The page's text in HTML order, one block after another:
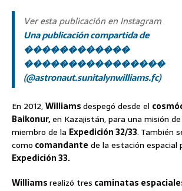
Ver esta publicación en Instagram
Una publicación compartida de
������������
����������������
(@astronaut.sunitalynwilliams.fc)
En 2012,Williamsdespegó desde el
Baikonur,en Kazajistán, para una misión
miembro de la Expedición 32/33. También
como comandante de la estación espacial
Expedición 33.
Williamsrealizó tres caminatas